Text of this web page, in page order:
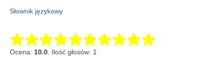
Słownik językowy
Ocena: 10.0 . Ilość głosów: 1